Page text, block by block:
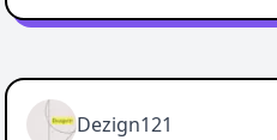
Easy-Peasy AI
Dezign121